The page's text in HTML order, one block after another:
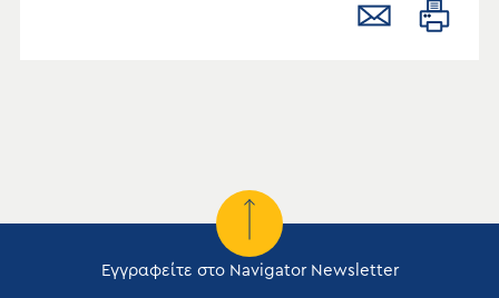
Εγγραφείτε στο Navigator Newsletter